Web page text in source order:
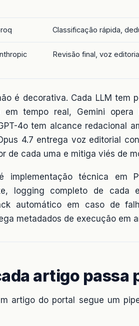
Classificação rápida,
Revisão final, voz
é decorativa. Cada LLM tem
em tempo real, Gemini
4o tem alcance redacional
4.7 entrega voz editorial
de cada uma e mitiga viés de
implementação técnica em
logging completo de cada
automático em caso de
metadados de execução em
artigo passa
artigo do portal segue um